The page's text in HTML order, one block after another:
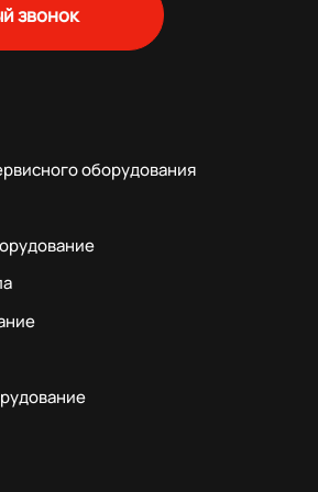
звонок
оборудования